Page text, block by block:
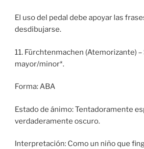
El uso del pedal debe apoyar las
desdibujarse.
11. Fürchtenmachen (Atemorizante) –
mayor/minor*.
Forma: ABA
Estado de ánimo: Tentadoramente
verdaderamente oscuro.
Interpretación: Como un niño que